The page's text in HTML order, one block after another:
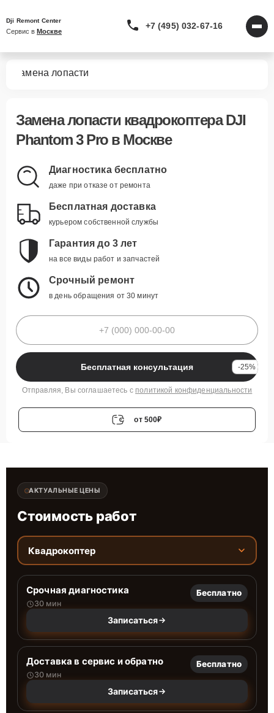
Dji Remont Center
Сервис в Москве
+7 (495) 032-67-16
Замена лопасти
Замена лопасти квадрокоптера DJI
Phantom 3 Pro в Москве
Диагностика бесплатно
даже при отказе от ремонта
Бесплатная доставка
курьером собственной службы
Гарантия до 3 лет
на все виды работ и запчастей
Срочный ремонт
в день обращения от 30 минут
Бесплатная консультация -25%
Отправляя, Вы соглашаетесь с политикой конфиденциальности
от 500₽
АКТУАЛЬНЫЕ ЦЕНЫ
Стоимость работ
Квадрокоптер
Срочная диагностика
30 мин
Бесплатно
Записаться
Доставка в сервис и обратно
30 мин
Бесплатно
Записаться